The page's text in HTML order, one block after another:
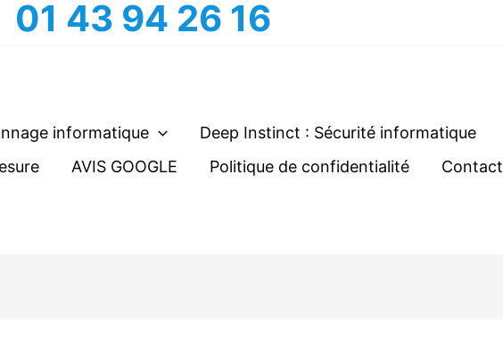
01 43 94 26 16
informatique Deep Instinct : Sécurité informatique
AVIS GOOGLE Politique de confidentialité Contact